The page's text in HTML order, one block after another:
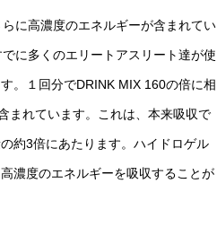
に高濃度のエネルギーが含まれてい
に多くのエリートアスリート達が使
。１回分でDRINK MIX 160の倍に相
まれています。これは、本来吸収で
約3倍にあたります。ハイドロゲル
濃度のエネルギーを吸収することが